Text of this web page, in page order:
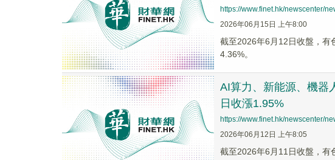
https://www.finet.hk/newscenter/
2026年06月15日 上午8:00
截至2026年6月12日收盤，有
4.36%。
AI算力、新能源、機器
日收漲1.95%
https://www.finet.hk/newscenter/
2026年06月12日 上午8:05
截至2026年6月11日收盤，有